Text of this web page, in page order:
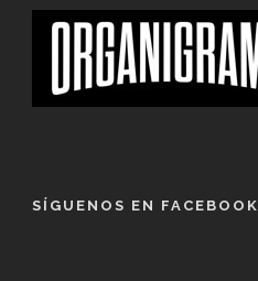
SÍGUENOS EN FACEBOOK